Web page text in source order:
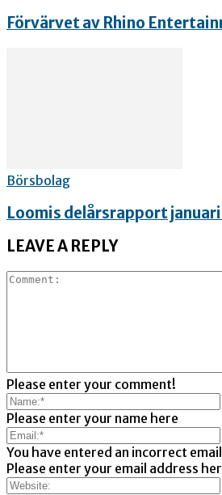
Förvärvet av Rhino
Börsbolag
Loomis delårsrapport
LEAVE A REPLY
Please enter your comment!
Please enter your name here
You have entered an incorrect
Please enter your email address